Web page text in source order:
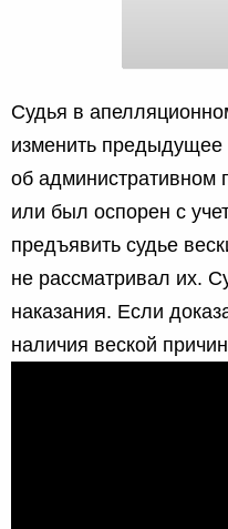
Судья в
изменить
об административном
или был оспорен с
предъявить судье
не рассматривал их.
наказания. Если
наличия веской